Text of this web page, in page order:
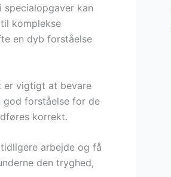
kan
komplekse
en dyb forståelse
er vigtigt at bevare
god forståelse for de
korrekt.
arbejde og få
den tryghed,